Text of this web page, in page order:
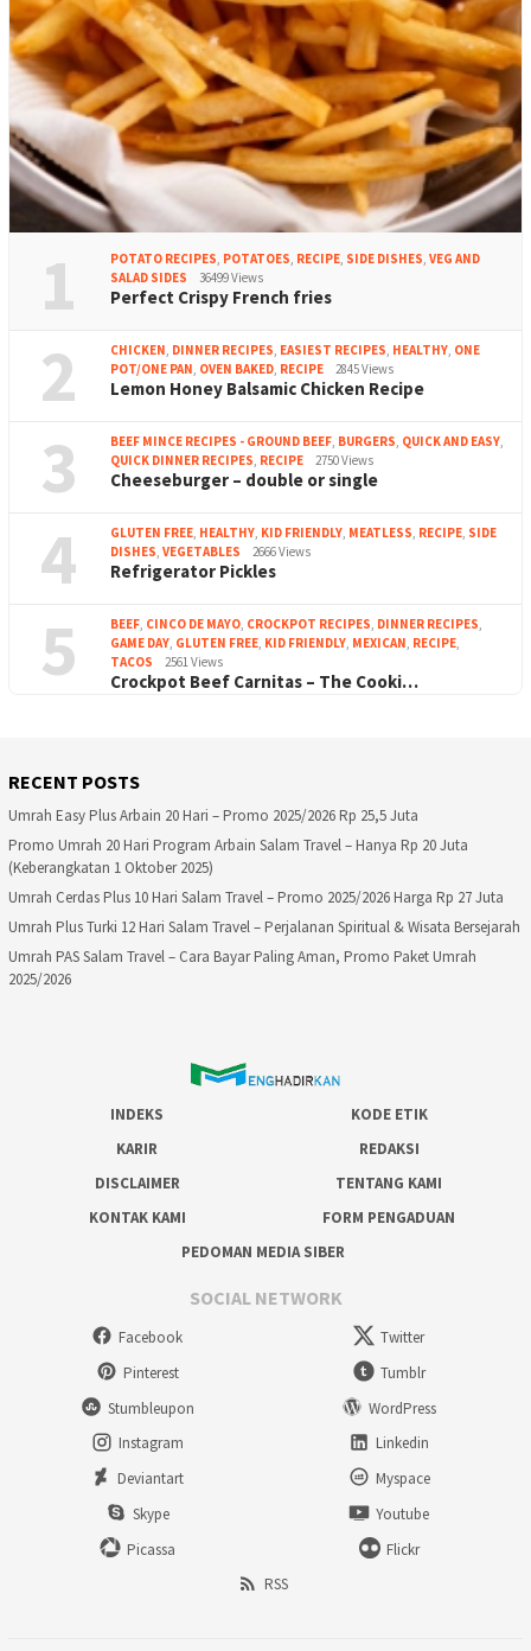
1 POTATO RECIPES, POTATOES, RECIPE, SIDE DISHES, VEG AND
SALAD SIDES
36499 Views
Perfect Crispy French fries
2 CHICKEN, DINNER RECIPES, EASIEST RECIPES, HEALTHY, ONE
POT/ONE PAN, OVEN BAKED, RECIPE 2845 Views
Lemon Honey Balsamic Chicken Recipe
3 BEEF MINCE RECIPES - GROUND BEEF, BURGERS, QUICK AND EASY,
QUICK DINNER RECIPES, RECIPE 2750 Views
Cheeseburger – double or single
4 GLUTEN FREE, HEALTHY, KID FRIENDLY, MEATLESS, RECIPE, SIDE
DISHES, VEGETABLES 2666 Views
Refrigerator Pickles
5 BEEF, CINCO DE MAYO, CROCKPOT RECIPES, DINNER RECIPES,
GAME DAY, GLUTEN FREE, KID FRIENDLY, MEXICAN, RECIPE,
TACOS
2561 Views
Crockpot Beef Carnitas – The Cooki…
RECENT POSTS
Umrah Easy Plus Arbain 20 Hari – Promo 2025/2026 Rp 25,5 Juta
Promo Umrah 20 Hari Program Arbain Salam Travel – Hanya Rp 20 Juta
(Keberangkatan 1 Oktober 2025)
Umrah Cerdas Plus 10 Hari Salam Travel – Promo 2025/2026 Harga Rp 27 Juta
Umrah Plus Turki 12 Hari Salam Travel – Perjalanan Spiritual & Wisata Bersejarah
Umrah PAS Salam Travel – Cara Bayar Paling Aman, Promo Paket Umrah
2025/2026
INDEKS
KODE ETIK
KARIR
REDAKSI
DISCLAIMER
TENTANG KAMI
KONTAK KAMI
FORM PENGADUAN
PEDOMAN MEDIA SIBER
SOCIAL NETWORK
Facebook
Twitter
Pinterest
Tumblr
Stumbleupon
WordPress
Instagram
Linkedin
Deviantart
Myspace
Skype
Youtube
Picassa
Flickr
RSS